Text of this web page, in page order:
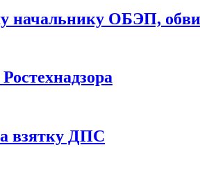
начальнику ОБЭП,
взятку ДПС